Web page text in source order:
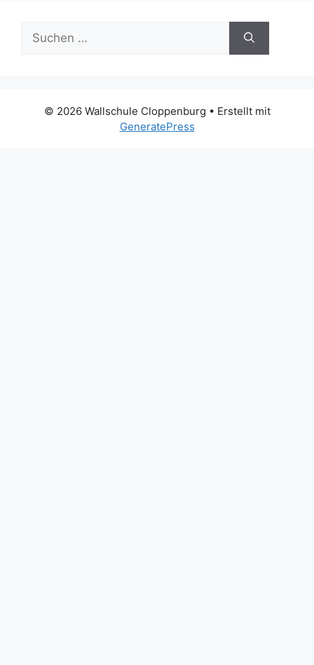
nach:
© 2026 Wallschule Cloppenburg • Erstellt mit
GeneratePress